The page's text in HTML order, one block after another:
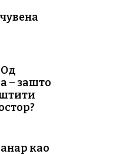
– зашто
као